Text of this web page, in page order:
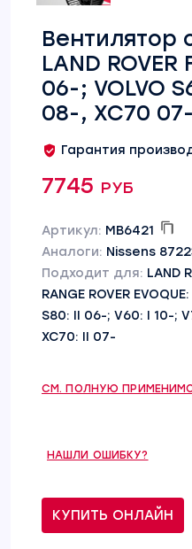
Вентилятор
LAND ROVER
06-; VOLVO
08-, XC70 07-
Гарантия
7745 руб
Артикул: MB6421
Аналоги: Nissens
Подходит для: LAND
RANGE ROVER
S80: II 06-; V60: I 10-;
XC70: II 07-
СМ. ПОЛНУЮ
НАШЛИ ОШИБКУ?
КУПИТЬ ОНЛАЙН